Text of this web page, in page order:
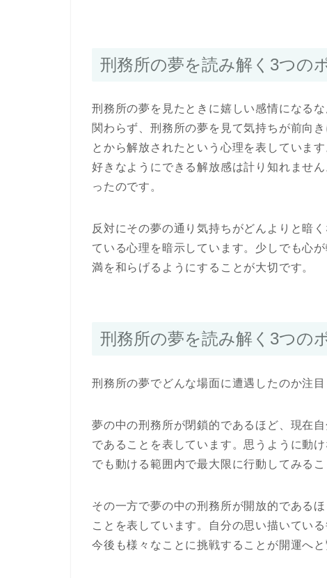
刑務所の夢を読み解く3つの
刑務所の夢を見たときに嬉しい感情になる
関わらず、刑務所の夢を見て気持ちが前向
とから解放されたという心理を表していま
好きなようにできる解放感は計り知れませ
ったのです。
反対にその夢の通り気持ちがどんよりと暗
ている心理を暗示しています。少しでも心
満を和らげるようにすることが大切です。
刑務所の夢を読み解く3つの
刑務所の夢でどんな場面に遭遇したのか注目
夢の中の刑務所が閉鎖的であるほど、現在
であることを表しています。思うように動
でも動ける範囲内で最大限に行動してみる
その一方で夢の中の刑務所が開放的である
ことを表しています。自分の思い描いてい
今後も様々なことに挑戦することが開運へと